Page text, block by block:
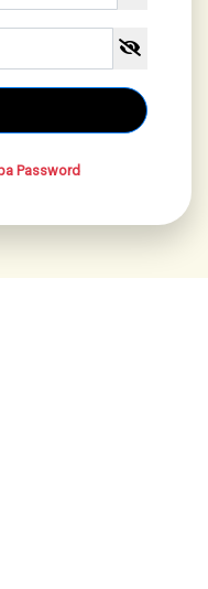
Password